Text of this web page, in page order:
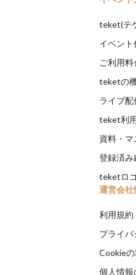
teket(テ
イベン
ご利用
teketの
ライブ配
teket利
資料・
登録済み
teketロ
運営会社
利用規約
プライバ
Cookie
個人情報